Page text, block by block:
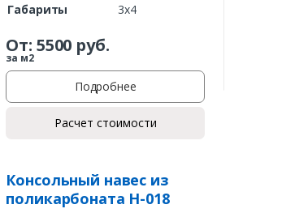
Габариты
3х4
От: 5500 руб.
за м2
Подробнее
Расчет стоимости
Консольный навес из
поликарбоната Н-018